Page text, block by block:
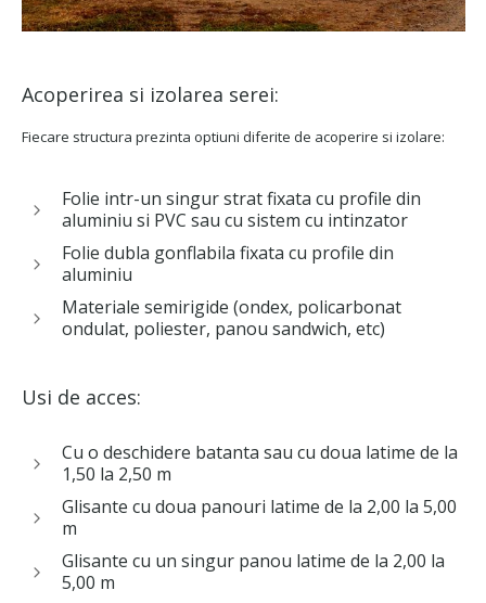
Acoperirea si izolarea serei:
Fiecare structura prezinta optiuni diferite de acoperire si izolare:
Folie intr-un singur strat fixata cu profile din
aluminiu si PVC sau cu sistem cu intinzator
Folie dubla gonflabila fixata cu profile din
aluminiu
Materiale semirigide (ondex, policarbonat
ondulat, poliester, panou sandwich, etc)
Usi de acces:
Cu o deschidere batanta sau cu doua latime de la
1,50 la 2,50 m
Glisante cu doua panouri latime de la 2,00 la 5,00
m
Glisante cu un singur panou latime de la 2,00 la
5,00 m